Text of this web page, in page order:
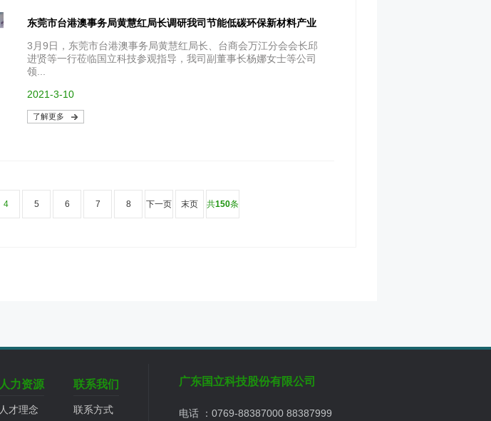
东莞市台港澳事务局黄慧红局长调研我司节能低碳环保新材料产业
3月9日，东莞市台港澳事务局黄慧红局长、台商会万江分会会长邱
进贤等一行莅临国立科技参观指导，我司副董事长杨娜女士等公司
领...
2021-3-10
了解更多
4 5 6 7 8 下一页 末页 共150条
人力资源
人才理念
联系我们
联系方式
广东国立科技股份有限公司
电话 ：0769-88387000 88387999